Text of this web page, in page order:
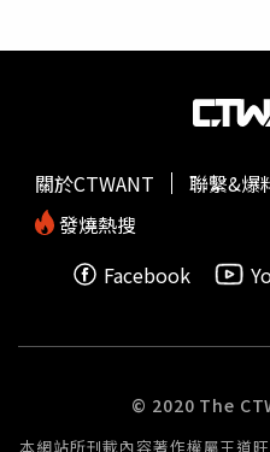
關於CTWANT 聯繫&爆
發燒熱搜
Facebook
© 2020 The
本網站所刊載內容著作權屬王道